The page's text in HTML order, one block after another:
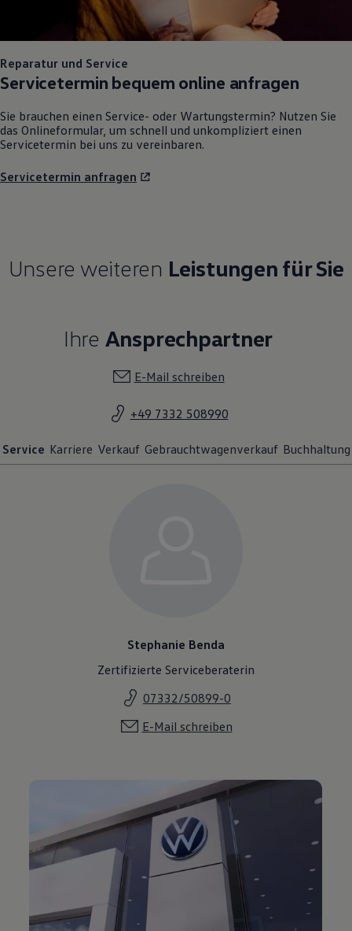
Reparatur und Service
Servicetermin bequem online anfragen
Sie brauchen einen Service- oder Wartungstermin? Nutzen Sie
das Onlineformular, um schnell und unkompliziert einen
Servicetermin bei uns zu vereinbaren.
Servicetermin anfragen
Unsere weiteren Leistungen für Sie
Ihre Ansprechpartner
E-Mail schreiben
+49 7332 508990
Service Karriere Verkauf Gebrauchtwagenverkauf Buchhaltung
Stephanie Benda
Zertifizierte Serviceberaterin
07332/50899-0
E-Mail schreiben